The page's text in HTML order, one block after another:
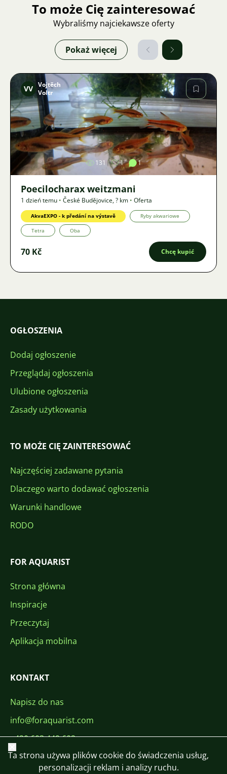
To może Cię zainteresować
Wybraliśmy najciekawsze oferty
Pokaż więcej
Zdjęcie
VV Vojtěch
Voltr
131 1 1
Poecilocharax weitzmani
1 dzień temu • České Budějovice,? km • Oferta
AkvaEXPO - k předání na výstavě Ryby akwariowe
Tetra Oba
70 Kč Chcę kupić
OGŁOSZENIA
Dodaj ogłoszenie
Przeglądaj ogłoszenia
Ulubione ogłoszenia
Zasady użytkowania
TO MOŻE CIĘ ZAINTERESOWAĆ
Najczęściej zadawane pytania
Dlaczego warto dodawać ogłoszenia
Warunki handlowe
RODO
FOR AQUARIST
Strona główna
Inspiracje
Przeczytaj
Aplikacja mobilna
KONTAKT
Napisz do nas
info@foraquarist.com
+420 603 449 602
Zamknij
Ta strona używa plików cookie do świadczenia usług,
personalizacji reklam i analizy ruchu.